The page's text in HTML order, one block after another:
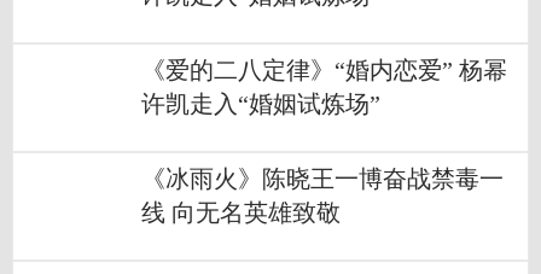
《爱的二八定律》“婚内恋爱” 杨幂
许凯走入“婚姻试炼场”
《冰雨火》陈晓王一博奋战禁毒一
线 向无名英雄致敬